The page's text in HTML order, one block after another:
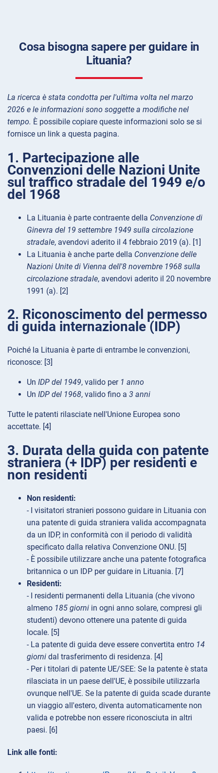
Cosa bisogna sapere per guidare in
Lituania?
La ricerca è stata condotta per l'ultima volta nel marzo
2026 e le informazioni sono soggette a modifiche nel
tempo. È possibile copiare queste informazioni solo se si
fornisce un link a questa pagina.
1. Partecipazione alle
Convenzioni delle Nazioni Unite
sul traffico stradale del 1949 e/o
del 1968
La Lituania è parte contraente della Convenzione di
Ginevra del 19 settembre 1949 sulla circolazione
stradale, avendovi aderito il 4 febbraio 2019 (a). [1]
La Lituania è anche parte della Convenzione delle
Nazioni Unite di Vienna dell'8 novembre 1968 sulla
circolazione stradale, avendovi aderito il 20 novembre
1991 (a). [2]
2. Riconoscimento del permesso
di guida internazionale (IDP)
Poiché la Lituania è parte di entrambe le convenzioni,
riconosce: [3]
Un IDP del 1949, valido per 1 anno
Un IDP del 1968, valido fino a 3 anni
Tutte le patenti rilasciate nell'Unione Europea sono
accettate. [4]
3. Durata della guida con patente
straniera (+ IDP) per residenti e
non residenti
Non residenti:
- I visitatori stranieri possono guidare in Lituania con
una patente di guida straniera valida accompagnata
da un IDP, in conformità con il periodo di validità
specificato dalla relativa Convenzione ONU. [5]
- È possibile utilizzare anche una patente fotografica
britannica o un IDP per guidare in Lituania. [7]
Residenti:
- I residenti permanenti della Lituania (che vivono
almeno 185 giorni in ogni anno solare, compresi gli
studenti) devono ottenere una patente di guida
locale. [5]
- La patente di guida deve essere convertita entro 14
giorni dal trasferimento di residenza. [4]
- Per i titolari di patente UE/SEE: Se la patente è stata
rilasciata in un paese dell'UE, è possibile utilizzarla
ovunque nell'UE. Se la patente di guida scade durante
un viaggio all'estero, diventa automaticamente non
valida e potrebbe non essere riconosciuta in altri
paesi. [6]
Link alle fonti: